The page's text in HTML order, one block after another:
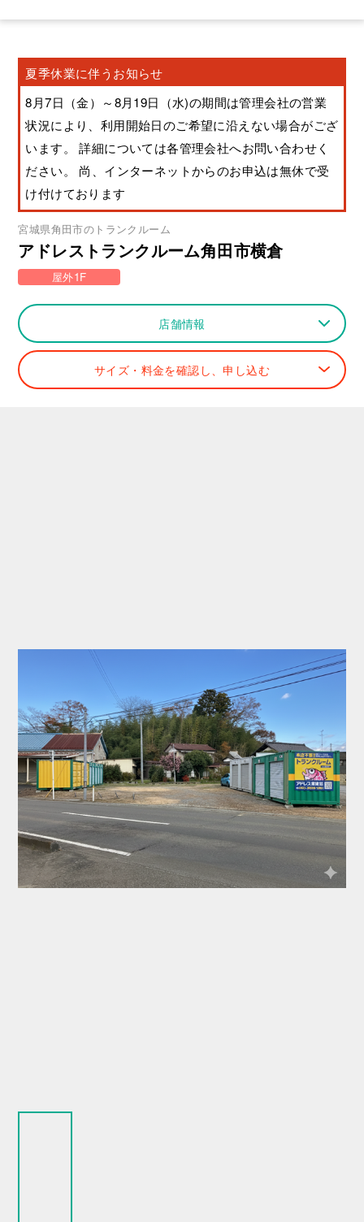
夏季休業に伴うお知らせ
8月7日（金）～8月19日（水)の期間は管理会社の営業
状況により、利用開始日のご希望に沿えない場合がござ
います。 詳細については各管理会社へお問い合わせく
ださい。 尚、インターネットからのお申込は無休で受
け付けております
宮城県角田市のトランクルーム
アドレストランクルーム角田市横倉
屋外1F
店舗情報
サイズ・料金を確認し、申し込む